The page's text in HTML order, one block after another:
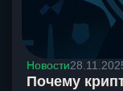
Новости
Почему